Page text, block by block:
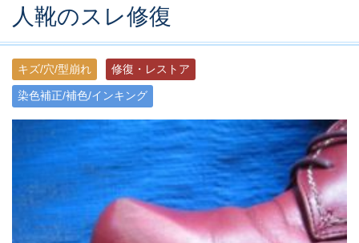
人靴のスレ修復
キズ/穴/型崩れ 修復・レストア
染色補正/補色/インキング